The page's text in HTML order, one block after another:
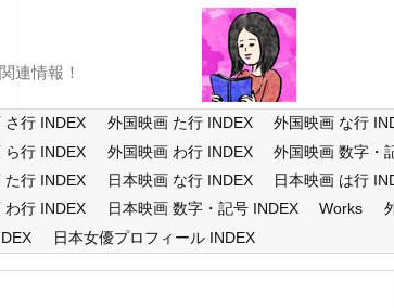
連情報！
さ行 INDEX 外国映画 た行 INDEX 外国映画 な行
ら行 INDEX 外国映画 わ行 INDEX 外国映画 数字・
た行 INDEX 日本映画 な行 INDEX 日本映画 は行
わ行 INDEX 日本映画 数字・記号 INDEX Works
日本女優プロフィール INDEX